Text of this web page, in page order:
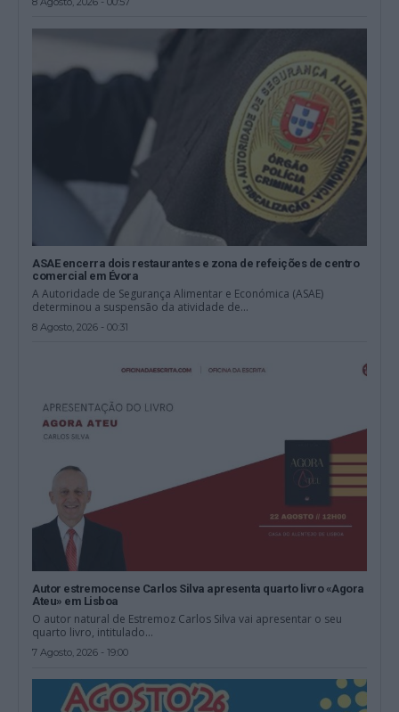
ASAE encerra dois restaurantes e zona de refeições de centro
comercial em Évora
A Autoridade de Segurança Alimentar e Económica (ASAE)
determinou a suspensão da atividade de...
8 Agosto, 2026 - 00:31
Autor estremocense Carlos Silva apresenta quarto livro «Agora
Ateu» em Lisboa
O autor natural de Estremoz Carlos Silva vai apresentar o seu
quarto livro, intitulado...
7 Agosto, 2026 - 19:00